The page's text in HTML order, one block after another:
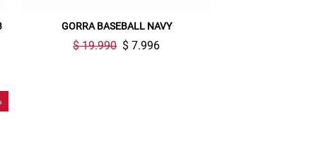
GORRA BASEBALL NAVY
$ 19.990 $ 7.996